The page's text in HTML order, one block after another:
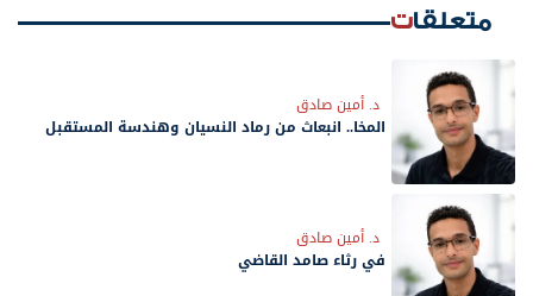
متعلقات
د. أمين صادق
المخا.. انبعاث من رماد النسيان وهندسة المستقبل
د. أمين صادق
في رثاء صامد القاضي